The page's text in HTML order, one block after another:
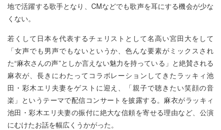
地で活躍する歌手となり、CMなどでも歌声を耳にする機会が少な
くない。
若くして日本を代表するチェリストとして名高い宮田大をして
「女声でも男声でもないというか、色んな要素がミックスされ
た“麻衣さんの声”としか言えない魅力を持っている」と絶賛される
麻衣が、長きにわたってコラボレーションしてきたラッキィ池
田・彩木エリ夫妻をゲストに迎え、「親子で聴きたい笑顔の音
楽」というテーマで配信コンサートを披露する。麻衣がラッキィ
池田・彩木エリ夫妻の振付に絶大な信頼を寄せる理由など、公演
にむけたお話を幅広くうかがった。